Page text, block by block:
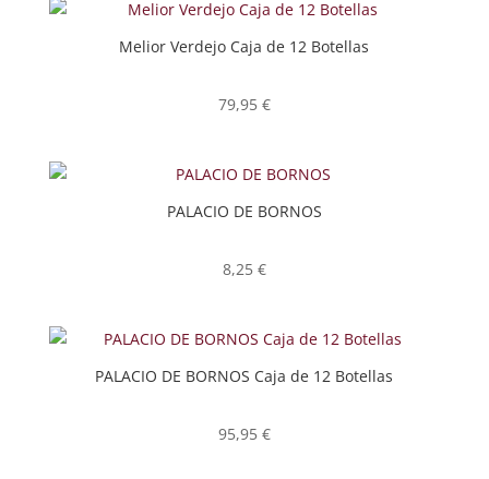
Melior Verdejo Caja de 12 Botellas
79,95 €
PALACIO DE BORNOS
8,25 €
PALACIO DE BORNOS Caja de 12 Botellas
95,95 €